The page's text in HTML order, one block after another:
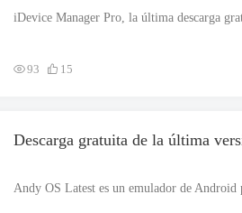
93 15
Descarga gratuita de la última